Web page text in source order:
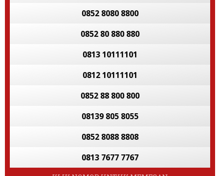
0852 8080 8800
0852 80 880 880
0813 10111101
0812 10111101
0852 88 800 800
08139 805 8055
0852 8088 8808
0813 7677 7767